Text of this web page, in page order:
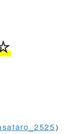
）